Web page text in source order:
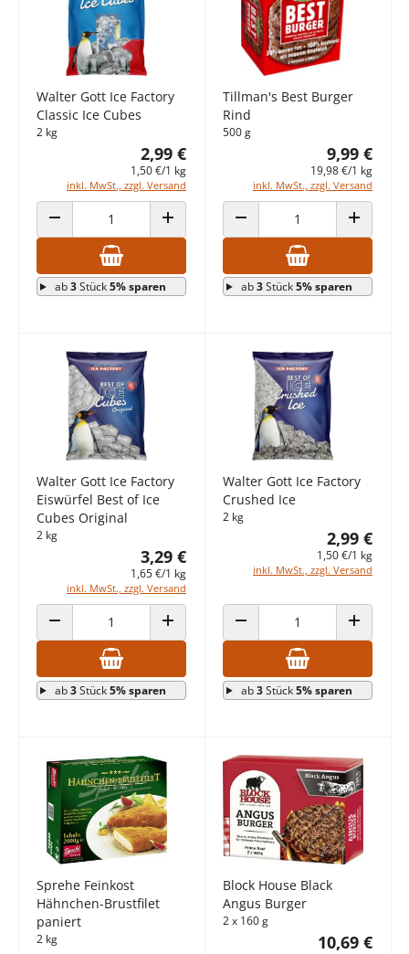
Walter Gott Ice Factory
Classic Ice Cubes
2 kg
2,99 €
1,50 €/1 kg
inkl. MwSt., zzgl. Versand
ANZAHL VERRINGERN ANZAHL ERHÖHEN
ab3Stück5% sparen
Tillman's Best Burger
Rind
500 g
9,99 €
19,98 €/1 kg
inkl. MwSt., zzgl. Versand
ANZAHL VERRINGERN ANZAHL
ab3Stück5% sparen
Walter Gott Ice Factory
Eiswürfel Best of Ice
Cubes Original
2 kg
3,29 €
1,65 €/1 kg
inkl. MwSt., zzgl. Versand
ANZAHL VERRINGERN ANZAHL ERHÖHEN
ab3Stück5% sparen
Walter Gott Ice Factory
Crushed Ice
2 kg
2,99 €
1,50 €/1 kg
inkl. MwSt., zzgl. Versand
ANZAHL VERRINGERN ANZAHL
ab3Stück5% sparen
Sprehe Feinkost
Hähnchen-Brustfilet
paniert
2 kg
Block House Black
Angus Burger
2 x 160 g
10,69 €